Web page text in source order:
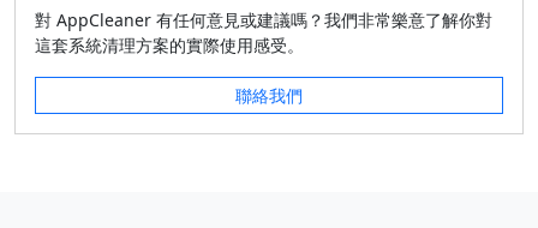
對 AppCleaner 有任何意見或建議嗎？我們非常樂意了解你對
這套系統清理方案的實際使用感受。
聯絡我們